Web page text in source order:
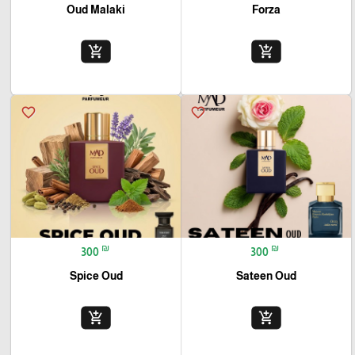
Forza
add_shopping_cart
Oud Malaki
add_shopping_cart
favorite_border
300 ₪
Sateen Oud
add_shopping_cart
favorite_border
300 ₪
Spice Oud
add_shopping_cart